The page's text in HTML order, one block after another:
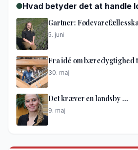
Hvad betyder det at handle
Gartner:
5. juni
Fra idé om bæredygtighed
30. maj
Det kræver en landsby …
9. maj